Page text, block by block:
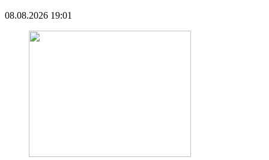
08.08.2026 19:01